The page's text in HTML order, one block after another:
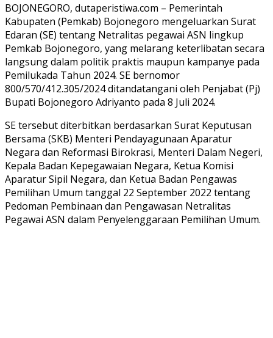
BOJONEGORO, dutaperistiwa.com – Pemerintah
Kabupaten (Pemkab) Bojonegoro mengeluarkan Surat
Edaran (SE) tentang Netralitas pegawai ASN lingkup
Pemkab Bojonegoro, yang melarang keterlibatan secara
langsung dalam politik praktis maupun kampanye pada
Pemilukada Tahun 2024. SE bernomor
800/570/412.305/2024 ditandatangani oleh Penjabat (Pj)
Bupati Bojonegoro Adriyanto pada 8 Juli 2024.
SE tersebut diterbitkan berdasarkan Surat Keputusan
Bersama (SKB) Menteri Pendayagunaan Aparatur
Negara dan Reformasi Birokrasi, Menteri Dalam Negeri,
Kepala Badan Kepegawaian Negara, Ketua Komisi
Aparatur Sipil Negara, dan Ketua Badan Pengawas
Pemilihan Umum tanggal 22 September 2022 tentang
Pedoman Pembinaan dan Pengawasan Netralitas
Pegawai ASN dalam Penyelenggaraan Pemilihan Umum.